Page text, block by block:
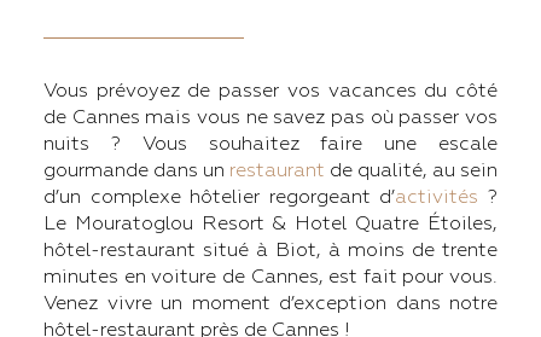
Vous prévoyez de passer vos vacances du côté
de Cannes mais vous ne savez pas où passer vos
nuits ? Vous souhaitez faire une escale
gourmande dans un restaurant de qualité, au sein
d’un complexe hôtelier regorgeant d’activités ?
Le Mouratoglou Resort & Hotel Quatre Étoiles,
hôtel-restaurant situé à Biot, à moins de trente
minutes en voiture de Cannes, est fait pour vous.
Venez vivre un moment d’exception dans notre
hôtel-restaurant près de Cannes !